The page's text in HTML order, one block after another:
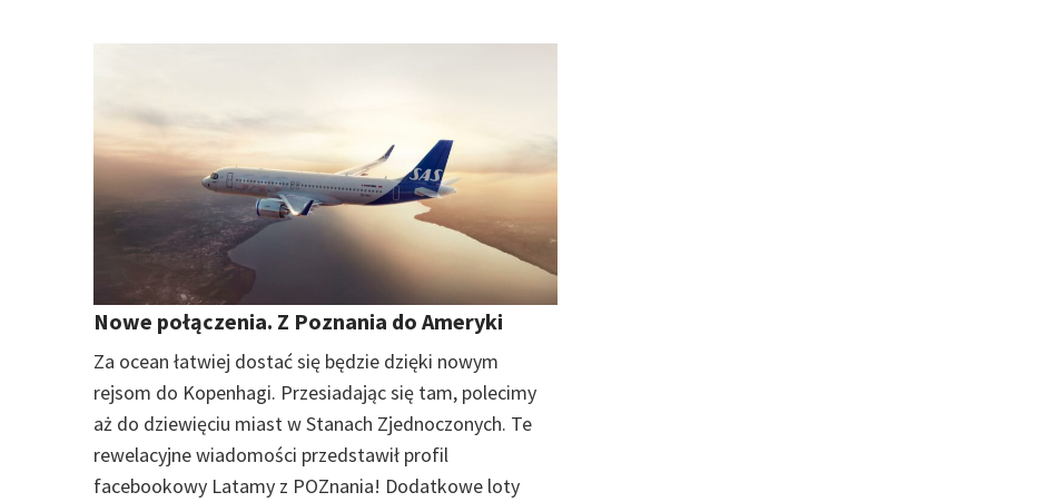
Nowe połączenia. Z Poznania do Ameryki
Za ocean łatwiej dostać się będzie dzięki nowym
rejsom do Kopenhagi. Przesiadając się tam, polecimy
aż do dziewięciu miast w Stanach Zjednoczonych. Te
rewelacyjne wiadomości przedstawił profil
facebookowy Latamy z POZnania! Dodatkowe loty